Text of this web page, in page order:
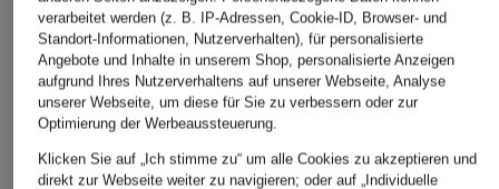
verarbeitet werden (z. B. IP-Adressen, Cookie-ID, Browser- und
Standort-Informationen, Nutzerverhalten), für personalisierte
Angebote und Inhalte in unserem Shop, personalisierte Anzeigen
aufgrund Ihres Nutzerverhaltens auf unserer Webseite, Analyse
unserer Webseite, um diese für Sie zu verbessern oder zur
Optimierung der Werbeaussteuerung.
Klicken Sie auf „Ich stimme zu“ um alle Cookies zu akzeptieren und
direkt zur Webseite weiter zu navigieren; oder auf „Individuelle